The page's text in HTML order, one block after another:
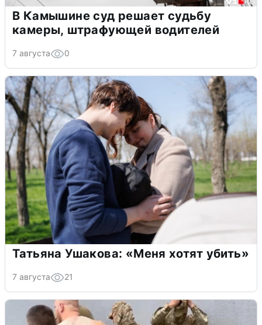
В Камышине суд решает судьбу
камеры, штрафующей водителей
7 августа 0
Татьяна Ушакова: «Меня хотят убить»
7 августа 21